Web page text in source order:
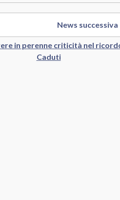
News
in perenne criticità nel
Caduti